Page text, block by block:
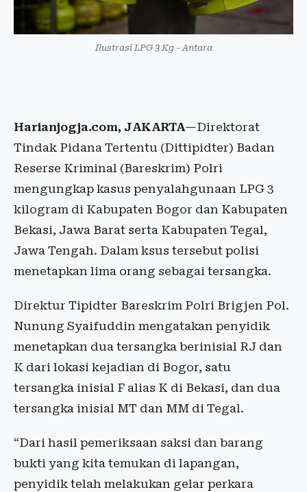
Ilustrasi LPG 3 Kg - Antara
Harianjogja.com, JAKARTA—Direktorat
Tindak Pidana Tertentu (Dittipidter) Badan
Reserse Kriminal (Bareskrim) Polri
mengungkap kasus penyalahgunaan LPG 3
kilogram di Kabupaten Bogor dan Kabupaten
Bekasi, Jawa Barat serta Kabupaten Tegal,
Jawa Tengah. Dalam ksus tersebut polisi
menetapkan lima orang sebagai tersangka.
Direktur Tipidter Bareskrim Polri Brigjen Pol.
Nunung Syaifuddin mengatakan penyidik
menetapkan dua tersangka berinisial RJ dan
K dari lokasi kejadian di Bogor, satu
tersangka inisial F alias K di Bekasi, dan dua
tersangka inisial MT dan MM di Tegal.
“Dari hasil pemeriksaan saksi dan barang
bukti yang kita temukan di lapangan,
penyidik telah melakukan gelar perkara